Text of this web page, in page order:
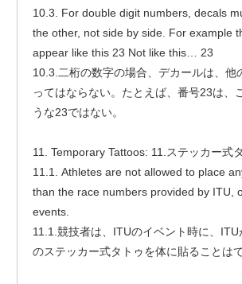
10.3. For double digit numbers, decals
the other, not side by side. For example
appear like this 23 Not like this… 23
10.3.二桁の数字の場合、デカールは、他
ってはならない。たとえば、番号23は、
うな23ではない。
11. Temporary Tattoos: 11.ステッカー式
11.1. Athletes are not allowed to place
than the race numbers provided by ITU,
events.
11.1.競技者は、ITUのイベント時に、
のステッカー式タトゥを体に貼ることは